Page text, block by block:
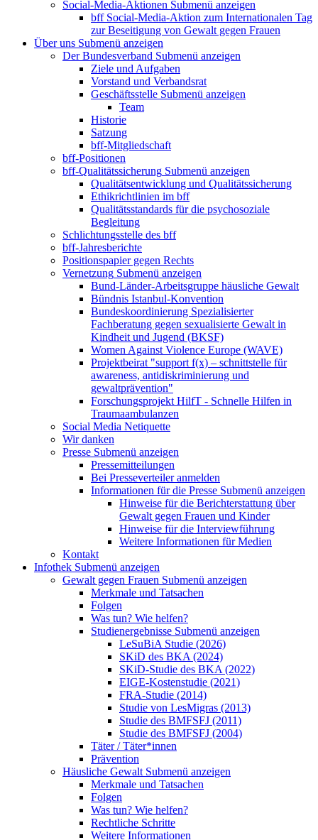
Social-Media-Aktionen Submenü anzeigen
bff Social-Media-Aktion zum Internationalen Tag
zur Beseitigung von Gewalt gegen Frauen
Über uns Submenü anzeigen
Der Bundesverband Submenü anzeigen
Ziele und Aufgaben
Vorstand und Verbandsrat
Geschäftsstelle Submenü anzeigen
Team
Historie
Satzung
bff-Mitgliedschaft
bff-Positionen
bff-Qualitätssicherung Submenü anzeigen
Qualitätsentwicklung und Qualitätssicherung
Ethikrichtlinien im bff
Qualitätsstandards für die psychosoziale
Begleitung
Schlichtungsstelle des bff
bff-Jahresberichte
Positionspapier gegen Rechts
Vernetzung Submenü anzeigen
Bund-Länder-Arbeitsgruppe häusliche Gewalt
Bündnis Istanbul-Konvention
Bundeskoordinierung Spezialisierter
Fachberatung gegen sexualisierte Gewalt in
Kindheit und Jugend (BKSF)
Women Against Violence Europe (WAVE)
Projektbeirat "support f(x) – schnittstelle für
awareness, antidiskriminierung und
gewaltprävention"
Forschungsprojekt HilfT - Schnelle Hilfen in
Traumaambulanzen
Social Media Netiquette
Wir danken
Presse Submenü anzeigen
Pressemitteilungen
Bei Presseverteiler anmelden
Informationen für die Presse Submenü anzeigen
Hinweise für die Berichterstattung über
Gewalt gegen Frauen und Kinder
Hinweise für die Interviewführung
Weitere Informationen für Medien
Kontakt
Infothek Submenü anzeigen
Gewalt gegen Frauen Submenü anzeigen
Merkmale und Tatsachen
Folgen
Was tun? Wie helfen?
Studienergebnisse Submenü anzeigen
LeSuBiA Studie (2026)
SKiD des BKA (2024)
SKiD-Studie des BKA (2022)
EIGE-Kostenstudie (2021)
FRA-Studie (2014)
Studie von LesMigras (2013)
Studie des BMFSFJ (2011)
Studie des BMFSFJ (2004)
Täter / Täter*innen
Prävention
Häusliche Gewalt Submenü anzeigen
Merkmale und Tatsachen
Folgen
Was tun? Wie helfen?
Rechtliche Schritte
Weitere Informationen